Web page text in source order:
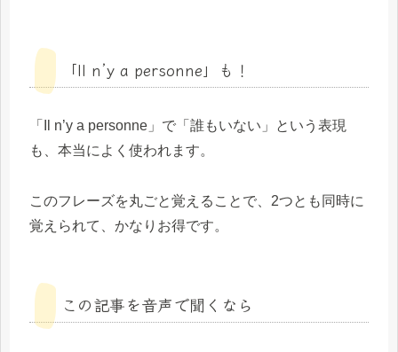
「Il n’y a personne」も！
「Il n’y a personne」で「誰もいない」という表現
も、本当によく使われます。
このフレーズを丸ごと覚えることで、2つとも同時に
覚えられて、かなりお得です。
この記事を音声で聞くなら